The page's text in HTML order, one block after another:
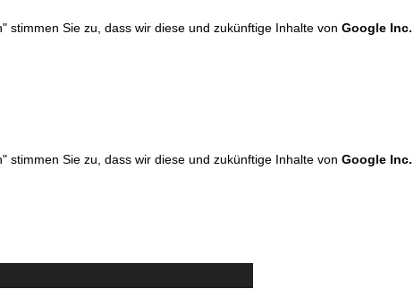
stimmen Sie zu, dass wir diese und zukünftige Inhalte von Google Inc.
stimmen Sie zu, dass wir diese und zukünftige Inhalte von Google Inc.